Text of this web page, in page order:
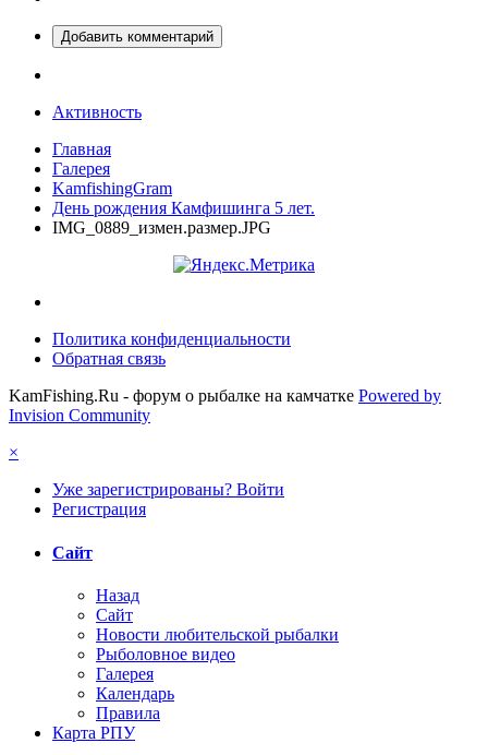
Добавить комментарий
Активность
Главная
Галерея
KamfishingGram
День рождения Камфишинга 5 лет.
IMG_0889_измен.размер.JPG
Политика конфиденциальности
Обратная связь
KamFishing.Ru - форум о рыбалке на камчатке Powered by
Invision Community
×
Уже зарегистрированы? Войти
Регистрация
Сайт
Назад
Сайт
Новости любительской рыбалки
Рыболовное видео
Галерея
Календарь
Правила
Карта РПУ